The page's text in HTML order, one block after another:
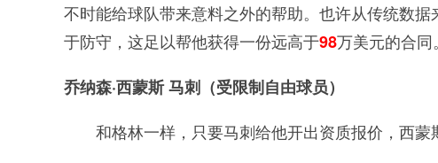
不时能给球队带来意料之外的帮助。也许从传统数
于防守，这足以帮他获得一份远高于98万美元的合同。
乔纳森·西蒙斯 马刺（受限制自由球员）
和格林一样，只要马刺给他开出资质报价，西蒙